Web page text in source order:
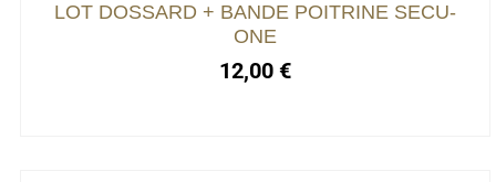
LOT DOSSARD + BANDE POITRINE SECU-
ONE
12,00 €